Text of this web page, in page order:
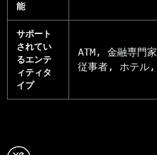
能
サポート
されてい
るエンテ
ィティタ
イプ
ATM, 金融専門
従事者, ホテル